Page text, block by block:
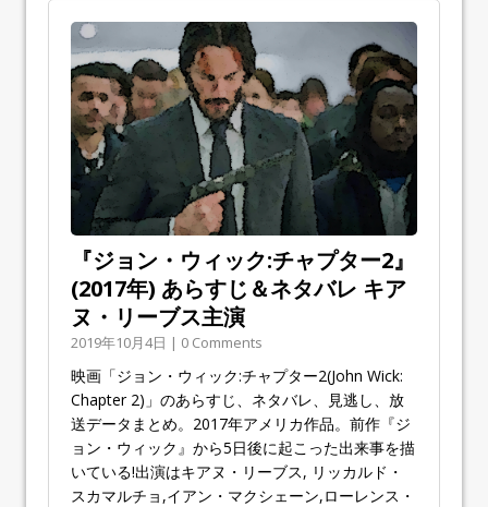
『ジョン・ウィック:チャプター2』
(2017年) あらすじ＆ネタバレ キア
ヌ・リーブス主演
2019年10月4日 | 0 Comments
映画「ジョン・ウィック:チャプター2(John Wick:
Chapter 2)」のあらすじ、ネタバレ、見逃し、放
送データまとめ。2017年アメリカ作品。前作『ジ
ョン・ウィック』から5日後に起こった出来事を描
いている!出演はキアヌ・リーブス, リッカルド・
スカマルチョ,イアン・マクシェーン,ローレンス・